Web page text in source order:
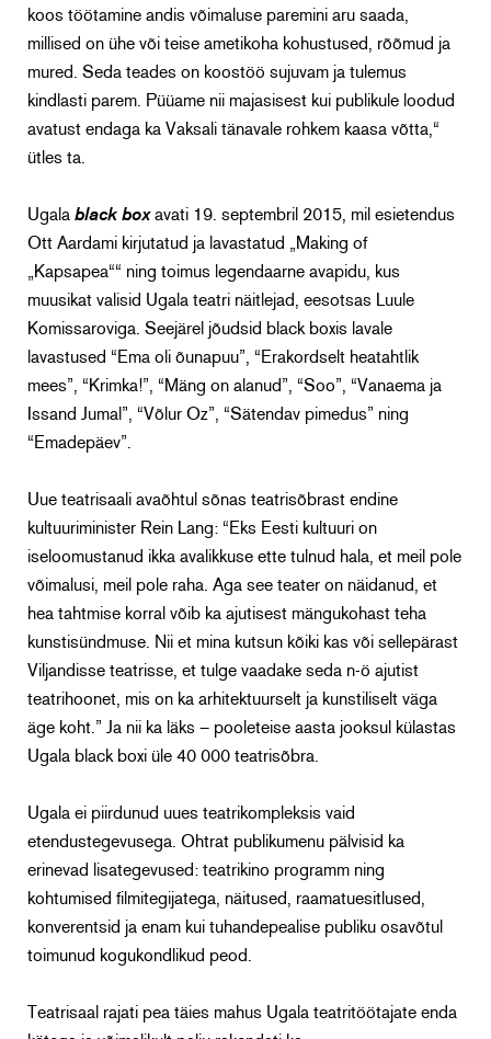
koos töötamine andis võimaluse paremini aru saada,
millised on ühe või teise ametikoha kohustused, rõõmud ja
mured. Seda teades on koostöö sujuvam ja tulemus
kindlasti parem. Püüame nii majasisest kui publikule loodud
avatust endaga ka Vaksali tänavale rohkem kaasa võtta,“
ütles ta.
Ugala black boxavati 19. septembril 2015, mil esietendus
Ott Aardami kirjutatud ja lavastatud „Making of
„Kapsapea““ ning toimus legendaarne avapidu, kus
muusikat valisid Ugala teatri näitlejad, eesotsas Luule
Komissaroviga. Seejärel jõudsid black boxis lavale
lavastused “Ema oli õunapuu”, “Erakordselt heatahtlik
mees”, “Krimka!”, “Mäng on alanud”, “Soo”, “Vanaema ja
Issand Jumal”, “Võlur Oz”, “Sätendav pimedus” ning
“Emadepäev”.
Uue teatrisaali avaõhtul sõnas teatrisõbrast endine
kultuuriminister Rein Lang: “Eks Eesti kultuuri on
iseloomustanud ikka avalikkuse ette tulnud hala, et meil pole
võimalusi, meil pole raha. Aga see teater on näidanud, et
hea tahtmise korral võib ka ajutisest mängukohast teha
kunstisündmuse. Nii et mina kutsun kõiki kas või sellepärast
Viljandisse teatrisse, et tulge vaadake seda n-ö ajutist
teatrihoonet, mis on ka arhitektuurselt ja kunstiliselt väga
äge koht.” Ja nii ka läks – pooleteise aasta jooksul külastas
Ugala black boxi üle 40 000 teatrisõbra.
Ugala ei piirdunud uues teatrikompleksis vaid
etendustegevusega. Ohtrat publikumenu pälvisid ka
erinevad lisategevused: teatrikino programm ning
kohtumised filmitegijatega, näitused, raamatuesitlused,
konverentsid ja enam kui tuhandepealise publiku osavõtul
toimunud kogukondlikud peod.
Teatrisaal rajati pea täies mahus Ugala teatritöötajate enda